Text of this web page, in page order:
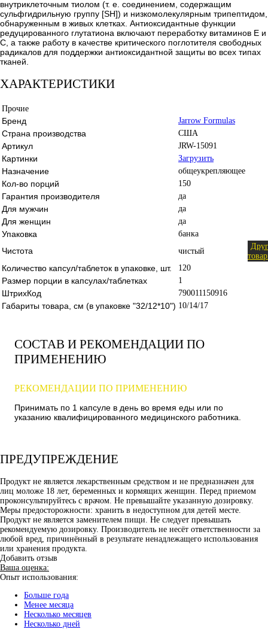
внутриклеточным тиолом (т. е. соединением, содержащим
сульфгидрильную группу [SH]) и низкомолекулярным трипептидом,
обнаруженным в живых клетках. Антиоксидантные функции
редуцированного глутатиона включают переработку витаминов Е и
С, а также работу в качестве критического поглотителя свободных
радикалов для поддержки антиоксидантной защиты во всех типах
тканей.
ХАРАКТЕРИСТИКИ
Прочие
Бренд Jarrow Formulas
Страна производства США
Артикул JRW-15091
Картинки Загрузить
Назначение общеукрепляющее
Кол-во порций 150
Гарантия производителя да
Для мужчин да
Для женщин да
Упаковка банка
Чистота чистый
Количество капсул/таблеток в упаковке, шт. 120
Размер порции в капсулах/таблетках 1
ШтрихКод 790011150916
Габариты товара, см (в упаковке "32/12*10") 10/14/17
СОСТАВ И РЕКОМЕНДАЦИИ ПО
ПРИМЕНЕНИЮ
РЕКОМЕНДАЦИИ ПО ПРИМЕНЕНИЮ
Принимать по 1 капсуле в день во время еды или по
указанию квалифицированного медицинского работника.
ПРЕДУПРЕЖДЕНИЕ
Продукт не является лекарственным средством и не предназначен для
лиц моложе 18 лет, беременных и кормящих женщин. Перед приемом
проконсультируйтесь с врачом. Не превышайте указанную дозировку.
Меры предосторожности: хранить в недоступном для детей месте.
Продукт не является заменителем пищи. Не следует превышать
рекомендуемую дозировку. Производитель не несёт ответственности за
любой вред, причинённый в результате ненадлежащего использования
или хранения продукта.
Добавить отзыв
Ваша оценка:
Опыт использования:
Больше года
Менее месяца
Несколько месяцев
Несколько дней